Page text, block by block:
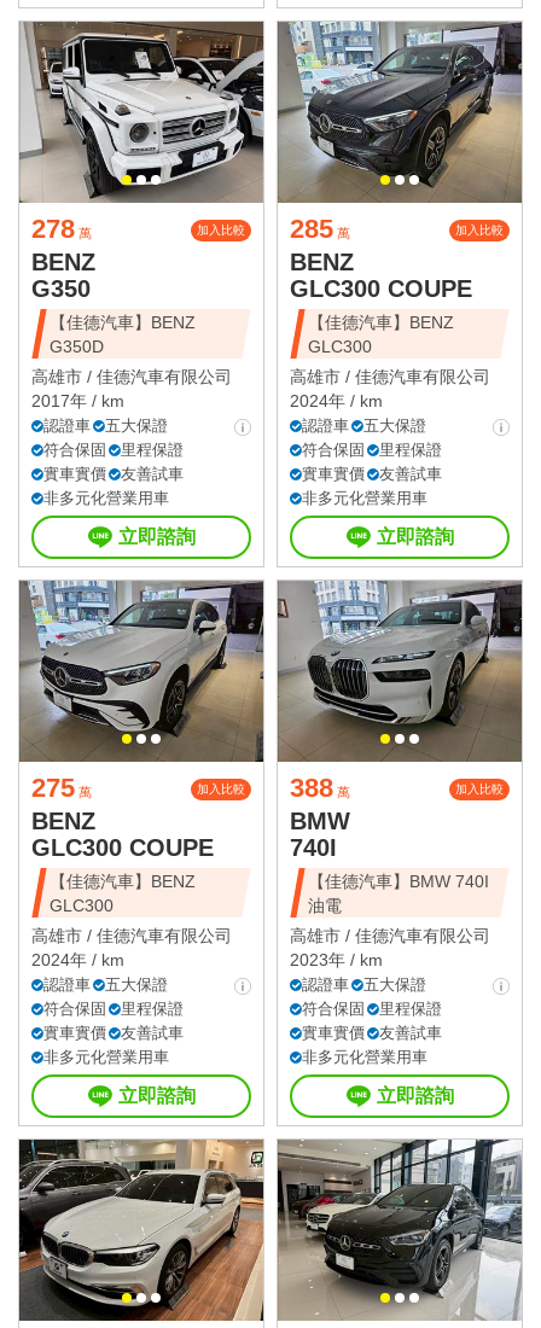
278 萬 加入比較
BENZ
G350
【佳德汽車】BENZ
G350D
高雄市 / 佳德汽車有限公司
2017年 / km
認證車
五大保證
符合保固
里程保證
實車實價
友善試車
非多元化營業用車
立即諮詢
285 萬 加入比較
BENZ
GLC300 COUPE
【佳德汽車】BENZ
GLC300
高雄市 / 佳德汽車有限公司
2024年 / km
認證車
五大保證
符合保固
里程保證
實車實價
友善試車
非多元化營業用車
立即諮詢
275 萬 加入比較
BENZ
GLC300 COUPE
【佳德汽車】BENZ
GLC300
高雄市 / 佳德汽車有限公司
2024年 / km
認證車
五大保證
符合保固
里程保證
實車實價
友善試車
非多元化營業用車
立即諮詢
388 萬 加入比較
BMW
740I
【佳德汽車】BMW 740I
油電
高雄市 / 佳德汽車有限公司
2023年 / km
認證車
五大保證
符合保固
里程保證
實車實價
友善試車
非多元化營業用車
立即諮詢